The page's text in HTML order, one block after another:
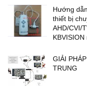
Hướng
thiết bị
AHD/CVI/
GIẢI
TRUNG